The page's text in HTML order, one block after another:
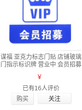
谋福 亚克力标志门贴 店铺玻璃
门指示标识牌 营业中 会员招募
￥
已有16人评价
购买